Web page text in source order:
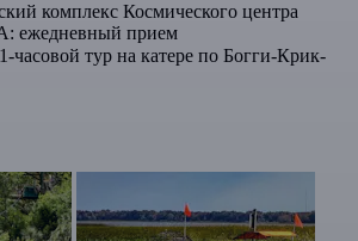
комплекс Космического центра
ежедневный прием
часовой тур на катере по Богги-Крик-